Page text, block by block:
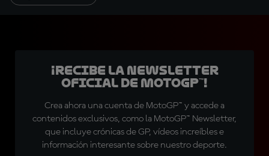
¡Recibe la Newsletter
oficial de MotoGP™!
Crea ahora una cuenta de MotoGP™ y accede a
contenidos exclusivos, como la MotoGP™ Newsletter,
que incluye crónicas de GP, vídeos increíbles e
información interesante sobre nuestro deporte.